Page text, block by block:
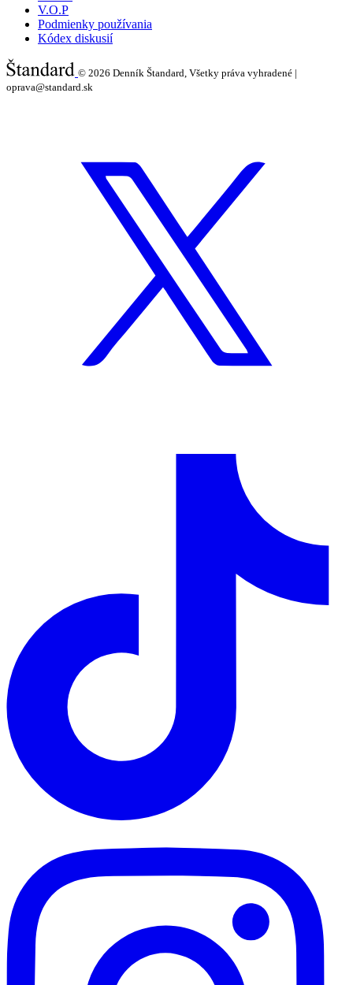
V.O.P
Podmienky používania
Kódex diskusií
© 2026 Denník Štandard, Všetky práva vyhradené |
oprava@standard.sk